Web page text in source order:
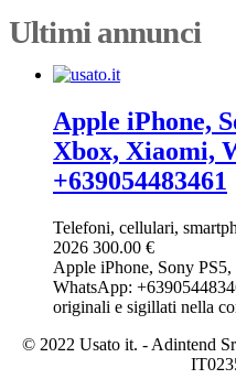
Ultimi annunci
Apple iPhone,
Xbox, Xiaomi,
+639054483461
Telefoni, cellulari,
2026 300.00 €
Apple iPhone, Sony PS5,
WhatsApp:
originali e sigillati nella
© 2022 Usato it. - Adintend